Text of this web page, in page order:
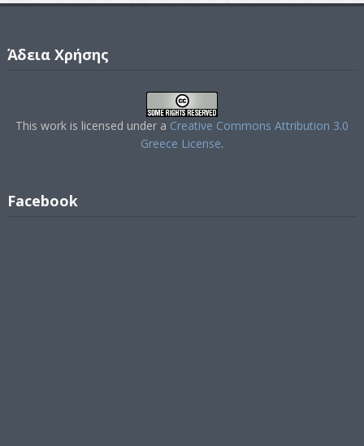
Άδεια Χρήσης
This work is licensed under a Creative Commons Attribution 3.0
Greece License.
Facebook